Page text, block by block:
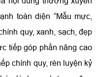
toàn diện “Mẫu mực,
quy, xanh, sạch, đẹp
tiếp góp phần nâng cao
chính quy, rèn luyện kỷ